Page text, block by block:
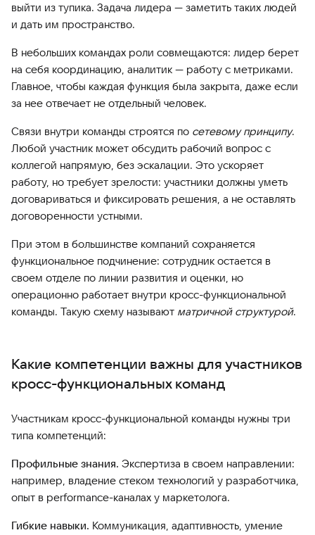
выйти из тупика. Задача лидера — заметить таких людей
и дать им пространство.
В небольших командах роли совмещаются: лидер берет
на себя координацию, аналитик — работу с метриками.
Главное, чтобы каждая функция была закрыта, даже если
за нее отвечает не отдельный человек.
Связи внутри команды строятся по сетевому принципу.
Любой участник может обсудить рабочий вопрос с
коллегой напрямую, без эскалации. Это ускоряет
работу, но требует зрелости: участники должны уметь
договариваться и фиксировать решения, а не оставлять
договоренности устными.
При этом в большинстве компаний сохраняется
функциональное подчинение: сотрудник остается в
своем отделе по линии развития и оценки, но
операционно работает внутри кросс-функциональной
команды. Такую схему называют матричной структурой.
Какие компетенции важны для участников
кросс-функциональных команд
Участникам кросс-функциональной команды нужны три
типа компетенций:
Профильные знания. Экспертиза в своем направлении:
например, владение стеком технологий у разработчика,
опыт в performance-каналах у маркетолога.
Гибкие навыки. Коммуникация, адаптивность, умение